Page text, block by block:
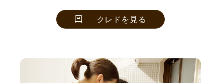
クレドを見る